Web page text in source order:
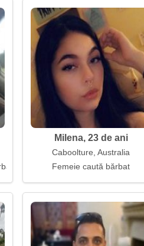
cu mâini
Milena, 23 de ani
Caboolture, Australia
Femeie caută bărbat